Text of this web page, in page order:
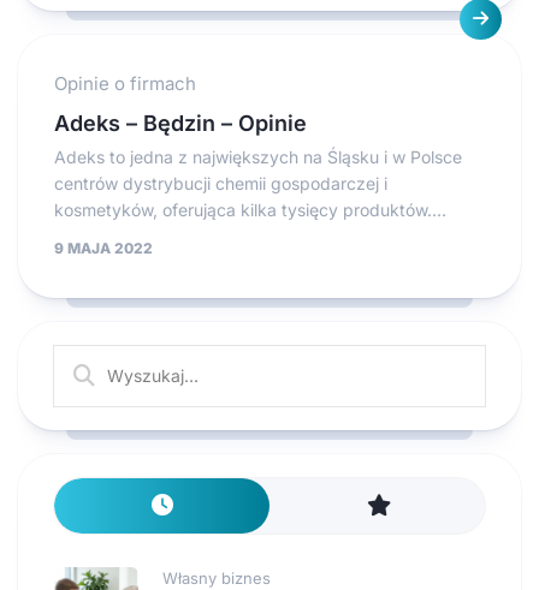
Opinie o firmach
Adeks – Będzin – Opinie
Adeks to jedna z największych na Śląsku i w Polsce
centrów dystrybucji chemii gospodarczej i
kosmetyków, oferująca kilka tysięcy produktów....
9 MAJA 2022
Własny biznes